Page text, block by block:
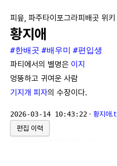
피읖, 파주타이포그라피배곳 위키
황지애
#한배곳 #배우미 #편입생
파티에서의 별명은 이지
엉뚱하고 귀여운 사람
기지개 피자의 수장이다.
2026-03-14 10:43:22 · 황지애
편집 이력